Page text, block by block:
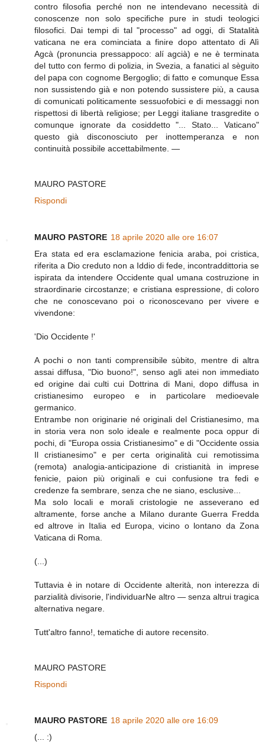
contro filosofia perché non ne intendevano necessità di
conoscenze non solo specifiche pure in studi teologici
filosofici. Dai tempi di tal "processo" ad oggi, di Statalità
vaticana ne era cominciata a finire dopo attentato di Alì
Agcà (pronuncia pressappoco: alí agcià) e ne è terminata
del tutto con fermo di polizia, in Svezia, a fanatici al sèguito
del papa con cognome Bergoglio; di fatto e comunque Essa
non sussistendo già e non potendo sussistere più, a causa
di comunicati politicamente sessuofobici e di messaggi non
rispettosi di libertà religiose; per Leggi italiane trasgredite o
comunque ignorate da cosiddetto "... Stato... Vaticano"
questo già disconosciuto per inottemperanza e non
continuità possibile accettabilmente. —
MAURO PASTORE
Rispondi
MAURO PASTORE 18 aprile 2020 alle ore 16:07
Era stata ed era esclamazione fenicia araba, poi cristica,
riferita a Dio creduto non a Iddio di fede, incontraddittoria se
ispirata da intendere Occidente qual umana costruzione in
straordinarie circostanze; e cristiana espressione, di coloro
che ne conoscevano poi o riconoscevano per vivere e
vivendone:
'Dio Occidente !'
A pochi o non tanti comprensibile sùbito, mentre di altra
assai diffusa, "Dio buono!", senso agli atei non immediato
ed origine dai culti cui Dottrina di Mani, dopo diffusa in
cristianesimo europeo e in particolare medioevale
germanico.
Entrambe non originarie né originali del Cristianesimo, ma
in storia vera non solo ideale e realmente poca oppur di
pochi, di "Europa ossia Cristianesimo" e di "Occidente ossia
Il cristianesimo" e per certa originalità cui remotissima
(remota) analogia-anticipazione di cristianità in imprese
fenicie, paion più originali e cui confusione tra fedi e
credenze fa sembrare, senza che ne siano, esclusive...
Ma solo locali e morali cristologie ne asseverano ed
altramente, forse anche a Milano durante Guerra Fredda
ed altrove in Italia ed Europa, vicino o lontano da Zona
Vaticana di Roma.
(...)
Tuttavia è in notare di Occidente alterità, non interezza di
parzialità divisorie, l'individuarNe altro — senza altrui tragica
alternativa negare.
Tutt'altro fanno!, tematiche di autore recensito.
MAURO PASTORE
Rispondi
MAURO PASTORE 18 aprile 2020 alle ore 16:09
(... :)